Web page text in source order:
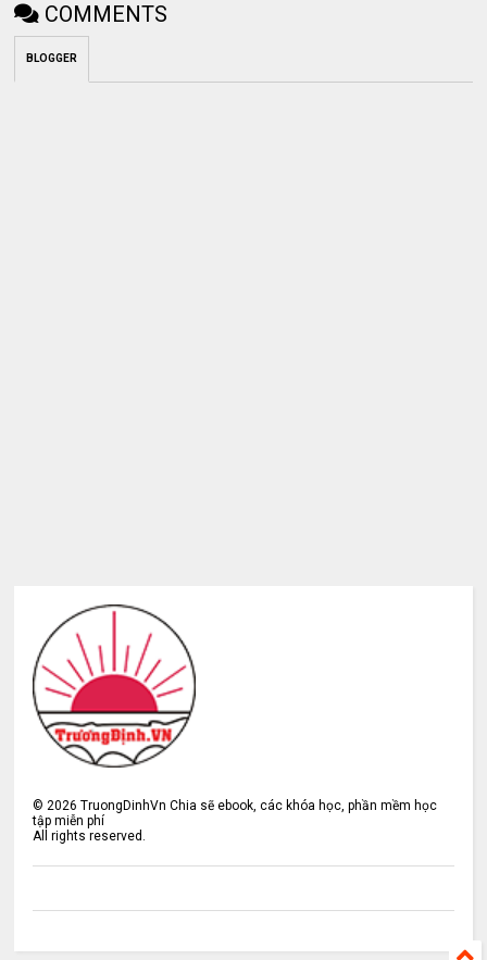
COMMENTS
BLOGGER
©2026 TruongDinhVn Chia sẽ ebook, các khóa học, phần mềm học
tập miễn phí
All rights reserved.